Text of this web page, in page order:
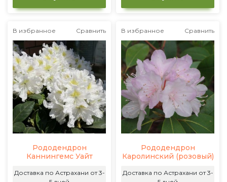
В избранное Сравнить
Рододендрон
Каннингемс Уайт
Доставка по Астрахани от 3-
В избранное Сравнить
Рододендрон
Каролинский (розовый)
Доставка по Астрахани от 3-